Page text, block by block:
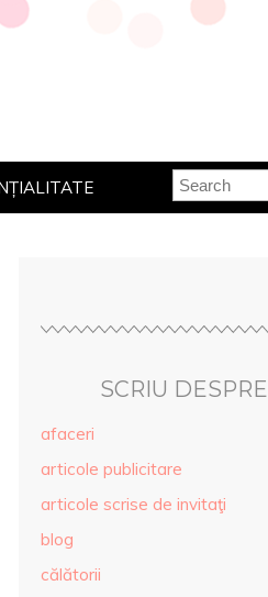
SCRIU DESPRE
afaceri
articole publicitare
articole scrise de invitaţi
blog
călătorii